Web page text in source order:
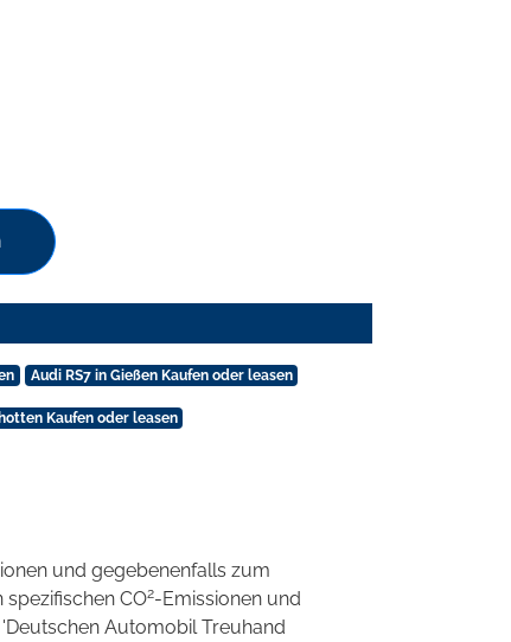
Audi RS7 in Gießen Kaufen oder leasen
Kaufen oder leasen
und gegebenenfalls zum
CO2-Emissionen und
Automobil Treuhand